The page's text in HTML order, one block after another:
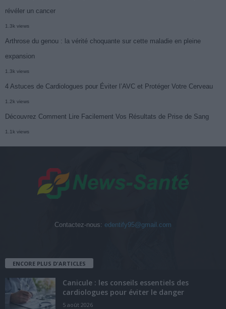
révéler un cancer
1.3k views
Arthrose du genou : la vérité choquante sur cette maladie en pleine
expansion
1.3k views
4 Astuces de Cardiologues pour Éviter l’AVC et Protéger Votre Cerveau
1.2k views
Découvrez Comment Lire Facilement Vos Résultats de Prise de Sang
1.1k views
Contactez-nous: edentify95@gmail.com
ENCORE PLUS D'ARTICLES
Canicule : les conseils essentiels des
cardiologues pour éviter le danger
5 août 2026